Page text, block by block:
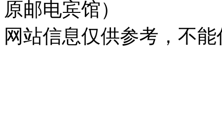
原邮电宾馆）
网站信息仅供参考，不